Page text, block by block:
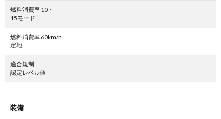
燃料消費率 10・
15モード
燃料消費率 60km/h
定地
適合規制・
認定レベル値
装備